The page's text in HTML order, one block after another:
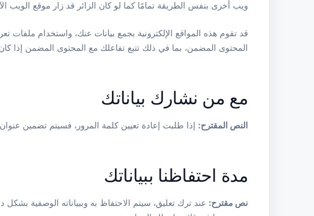
ويب أخرى بنفس الطريقة تمامًا كما لو كان الزائر قد زار موقع الويب
قد تقوم هذه المواقع الإلكترونية بجمع بيانات عنك، واستخدام ملفات
المحتوى المضمن، بما في ذلك تتبع تفاعلك مع المحتوى المضمن إذا
مع من نشارك بياناتك
النص المقترح: إذا طلبت إعادة تعيين كلمة المرور، فسيتم تضمين عنوان IP الخاص بك في رسالة البريد الإلكتروني لإعادة التعيين.
مدة احتفاظنا ببياناتك
نص مقترح: عند ترك تعليق، سيتم الاحتفاظ به وببياناته الوصفية